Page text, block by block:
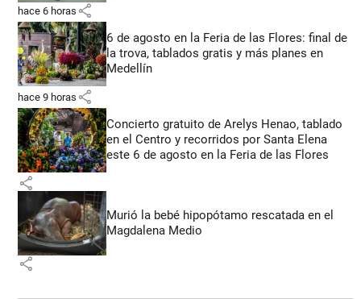
hace 6 horas share
6 de agosto en la Feria de las Flores: final de
la trova, tablados gratis y más planes en
Medellín
hace 9 horas share
Concierto gratuito de Arelys Henao, tablado
en el Centro y recorridos por Santa Elena
este 6 de agosto en la Feria de las Flores
share
Murió la bebé hipopótamo rescatada en el
Magdalena Medio
share